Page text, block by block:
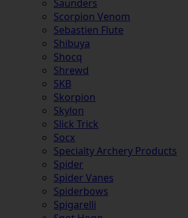
Saunders
Scorpion Venom
Sebastien Flute
Shibuya
Shocq
Shrewd
SKB
Skorpion
Skylon
Slick Trick
Socx
Specialty Archery Products
Spider
Spider Vanes
Spiderbows
Spigarelli